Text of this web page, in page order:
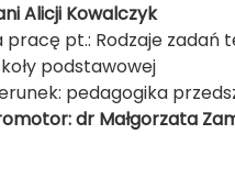
Alicji Kowalczyk
pracę pt.: Rodzaje
podstawowej
pedagogika
dr Małgorzata